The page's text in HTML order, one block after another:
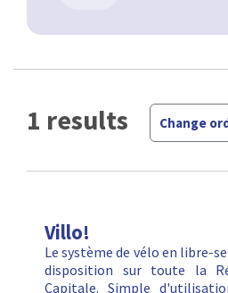
1 results Change
Villo!
Le système de vélo en libre-
disposition sur toute la
Capitale. Simple